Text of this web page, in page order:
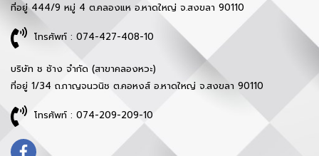
ที่อยู่ 444/9 หมู่ 4 ต.คลองแห อ.หาดใหญ่ จ.สงขลา 90110
โทรศัพท์ : 074-427-408-10
บริษัท ช ช้าง จำกัด (สาขาคลองหวะ)
ที่อยู่ 1/34 ถ.กาญจนวนิช ต.คอหงส์ อ.หาดใหญ่ จ.สงขลา 90110
โทรศัพท์ : 074-209-209-10